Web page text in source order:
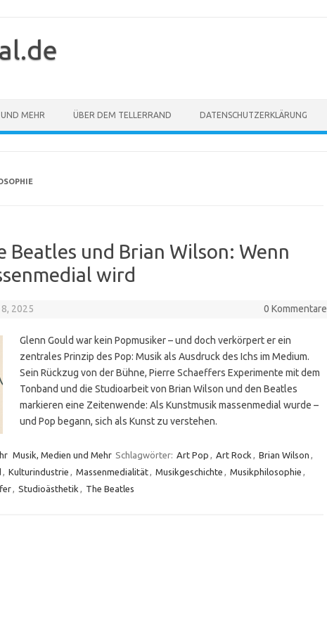
MEHR ÜBER DEM TELLERRAND DATENSCHUTZERKLÄRUNG
Beatles und Brian Wilson: Wenn
wird
2025 0 Kommentare
Glenn Gould war kein Popmusiker – und doch verkörpert er ein
zentrales Prinzip des Pop: Musik als Ausdruck des Ichs im Medium.
Sein Rückzug von der Bühne, Pierre Schaeffers Experimente mit dem
Tonband und die Studioarbeit von Brian Wilson und den Beatles
markieren eine Zeitenwende: Als Kunstmusik massenmedial wurde –
und Pop begann, sich als Kunst zu verstehen.
Musik, Medien und Mehr Schlagwörter: Art Pop , Art Rock , Brian Wilson ,
, Kulturindustrie , Massenmedialität, Musikgeschichte , Musikphilosophie ,
, Studioästhetik , The Beatles